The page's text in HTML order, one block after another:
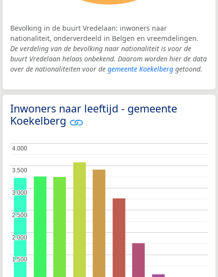
Bevolking in de buurt Vredelaan: inwoners naar
nationaliteit, onderverdeeld in Belgen en vreemdelingen.
De verdeling van de bevolking naar nationaliteit is voor de
buurt Vredelaan helaas onbekend. Daarom worden hier de data
over de nationaliteiten voor de gemeente Koekelberg getoond.
Inwoners naar leeftijd - gemeente
Koekelberg
1.500
1.500
2.000
2.000
2.500
2.500
3.000
3.000
3.500
3.500
4.000
4.000